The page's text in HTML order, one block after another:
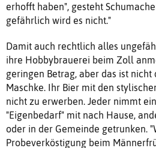
erhofft haben", gesteht
gefährlich wird es nicht."
Damit auch rechtlich alles
ihre Hobbybrauerei beim Zoll
geringen Betrag, aber das ist nicht
Maschke. Ihr Bier mit den
nicht zu erwerben. Jeder nimmt
"Eigenbedarf" mit nach Hause,
oder in der Gemeinde getrunken.
Probeverköstigung beim